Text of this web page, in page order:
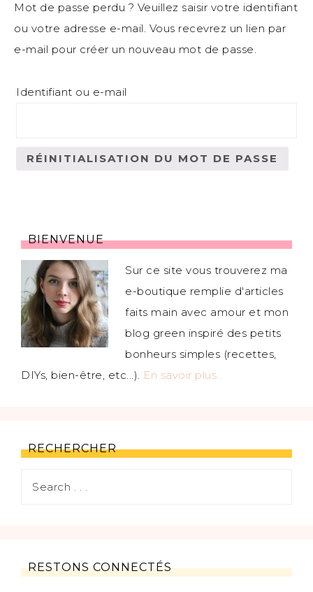
Mot de passe perdu ? Veuillez saisir votre identifiant
ou votre adresse e-mail. Vous recevrez un lien par
e-mail pour créer un nouveau mot de passe.
Identifiant ou e-mail
RÉINITIALISATION DU MOT DE PASSE
BIENVENUE
Sur ce site vous trouverez ma
e-boutique remplie d'articles
faits main avec amour et mon
blog green inspiré des petits
bonheurs simples (recettes,
DIYs, bien-être, etc...).
En savoir plus…
RECHERCHER
RESTONS CONNECTÉS